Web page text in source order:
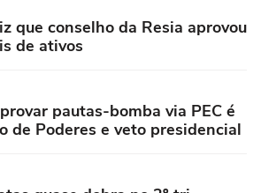
que conselho da Resia aprovou
de ativos
pautas-bomba via PEC é
de Poderes e veto presidencial